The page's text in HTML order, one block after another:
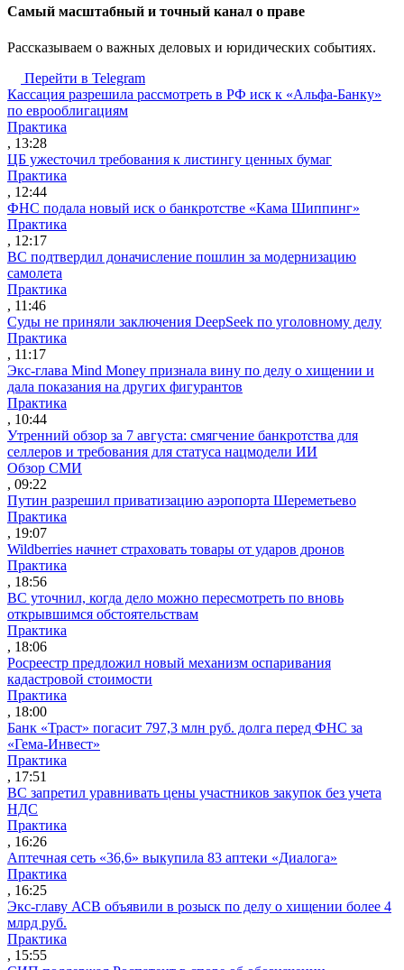
Cамый масштабный и точный канал о праве
Рассказываем о важных деловых и юридических событиях.
Перейти в Telegram
Кассация разрешила рассмотреть в РФ иск к «Альфа-Банку»
по еврооблигациям
Практика
, 13:28
ЦБ ужесточил требования к листингу ценных бумаг
Практика
, 12:44
ФНС подала новый иск о банкротстве «Кама Шиппинг»
Практика
, 12:17
ВС подтвердил доначисление пошлин за модернизацию
самолета
Практика
, 11:46
Суды не приняли заключения DeepSeek по уголовному делу
Практика
, 11:17
Экс-глава Mind Money признала вину по делу о хищении и
дала показания на других фигурантов
Практика
, 10:44
Утренний обзор за 7 августа: смягчение банкротства для
селлеров и требования для статуса нацмодели ИИ
Обзор СМИ
, 09:22
Путин разрешил приватизацию аэропорта Шереметьево
Практика
, 19:07
Wildberries начнет страховать товары от ударов дронов
Практика
, 18:56
ВС уточнил, когда дело можно пересмотреть по вновь
открывшимся обстоятельствам
Практика
, 18:06
Росреестр предложил новый механизм оспаривания
кадастровой стоимости
Практика
, 18:00
Банк «Траст» погасит 797,3 млн руб. долга перед ФНС за
«Гема-Инвест»
Практика
, 17:51
ВС запретил уравнивать цены участников закупок без учета
НДС
Практика
, 16:26
Аптечная сеть «36,6» выкупила 83 аптеки «Диалога»
Практика
, 16:25
Экс-главу АСВ объявили в розыск по делу о хищении более 4
млрд руб.
Практика
, 15:55